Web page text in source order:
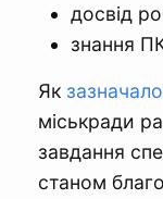
досвід
знання
Як
міськради
завдання
станом